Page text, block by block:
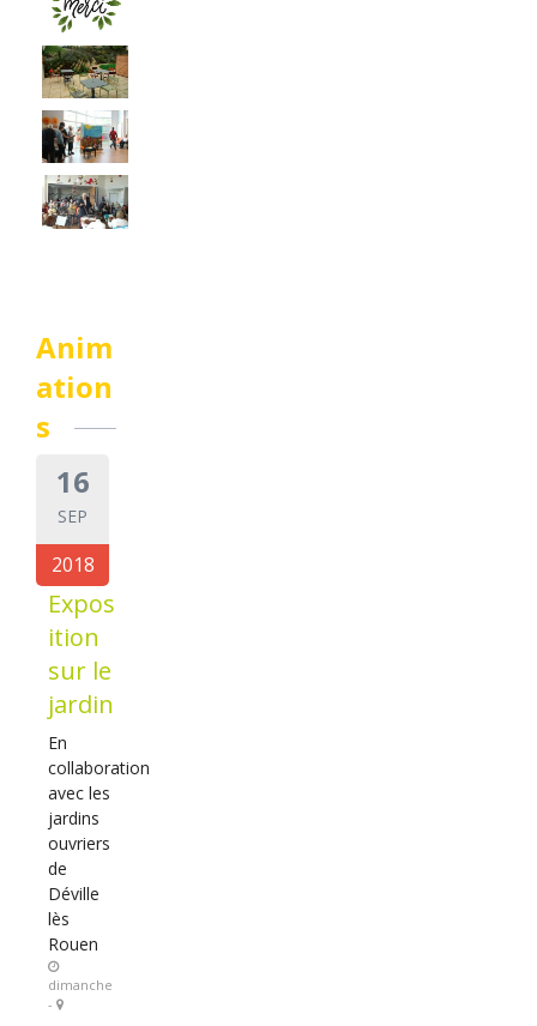
Anim
ation
s
16
SEP
2018
Expos
ition
sur le
jardin
En
collaboration
avec les
jardins
ouvriers
de
Déville
lès
Rouen
dimanche
-